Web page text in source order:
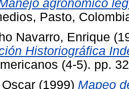
agronómico
Pasto,
Navarro, Enrique
Historiográfica
(4-5). pp.
(1999) Mapeo